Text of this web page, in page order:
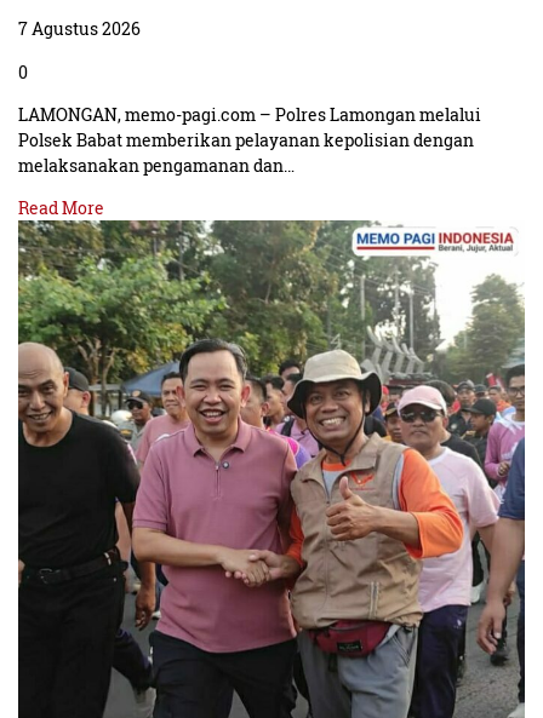
7 Agustus 2026
0
LAMONGAN, memo-pagi.com – Polres Lamongan melalui
Polsek Babat memberikan pelayanan kepolisian dengan
melaksanakan pengamanan dan…
Read More